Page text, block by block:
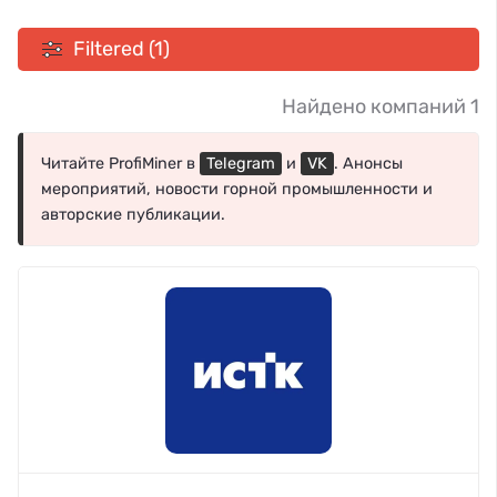
Filtered (1)
Найдено компаний 1
Читайте ProfiMiner в Telegram и VK . Анонсы
мероприятий, новости горной промышленности и
авторские публикации.